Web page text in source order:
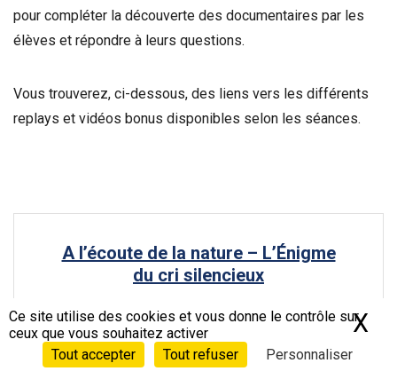
pour compléter la découverte des documentaires par les
élèves et répondre à leurs questions.
Vous trouverez, ci-dessous, des liens vers les différents
replays et vidéos bonus disponibles selon les séances.
A l’écoute de la nature – L’Énigme
du cri silencieux
Ce site utilise des cookies et vous donne le contrôle sur
ceux que vous souhaitez activer
Tout accepter
Tout refuser Personnaliser
X